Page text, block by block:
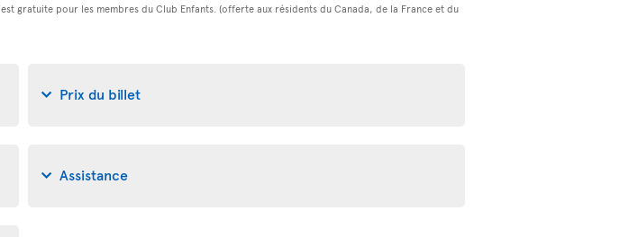
gratuite pour les membres du Club Enfants. (offerte aux résidents du Canada, de la France et du
Prix du billet
Assistance